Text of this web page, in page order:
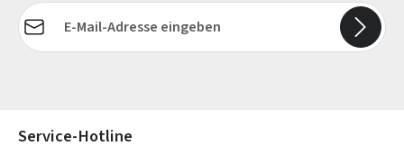
E-Mail-Adresse*
Service-Hotline